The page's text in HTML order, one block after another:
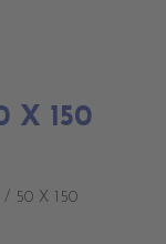
X 150
50 X 150